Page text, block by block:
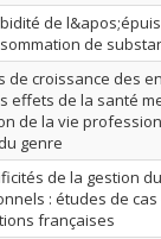
de
de
de croissance des
effets de la santé
de la vie
genre
de la gestion
: études de
françaises